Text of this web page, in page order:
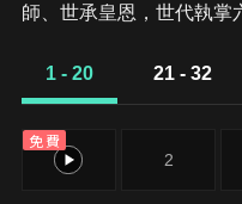
師、世承皇恩，世代執掌
夜飯，就在廖靖山敬諸位
寶《六和珍譜》丟失了。
1 - 20 21 - 32
免費
1 2